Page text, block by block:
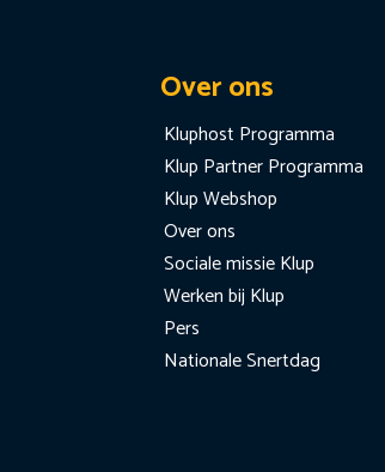
Over ons
Kluphost Programma
Klup Partner Programma
Klup Webshop
Over ons
Sociale missie Klup
Werken bij Klup
Pers
Nationale Snertdag